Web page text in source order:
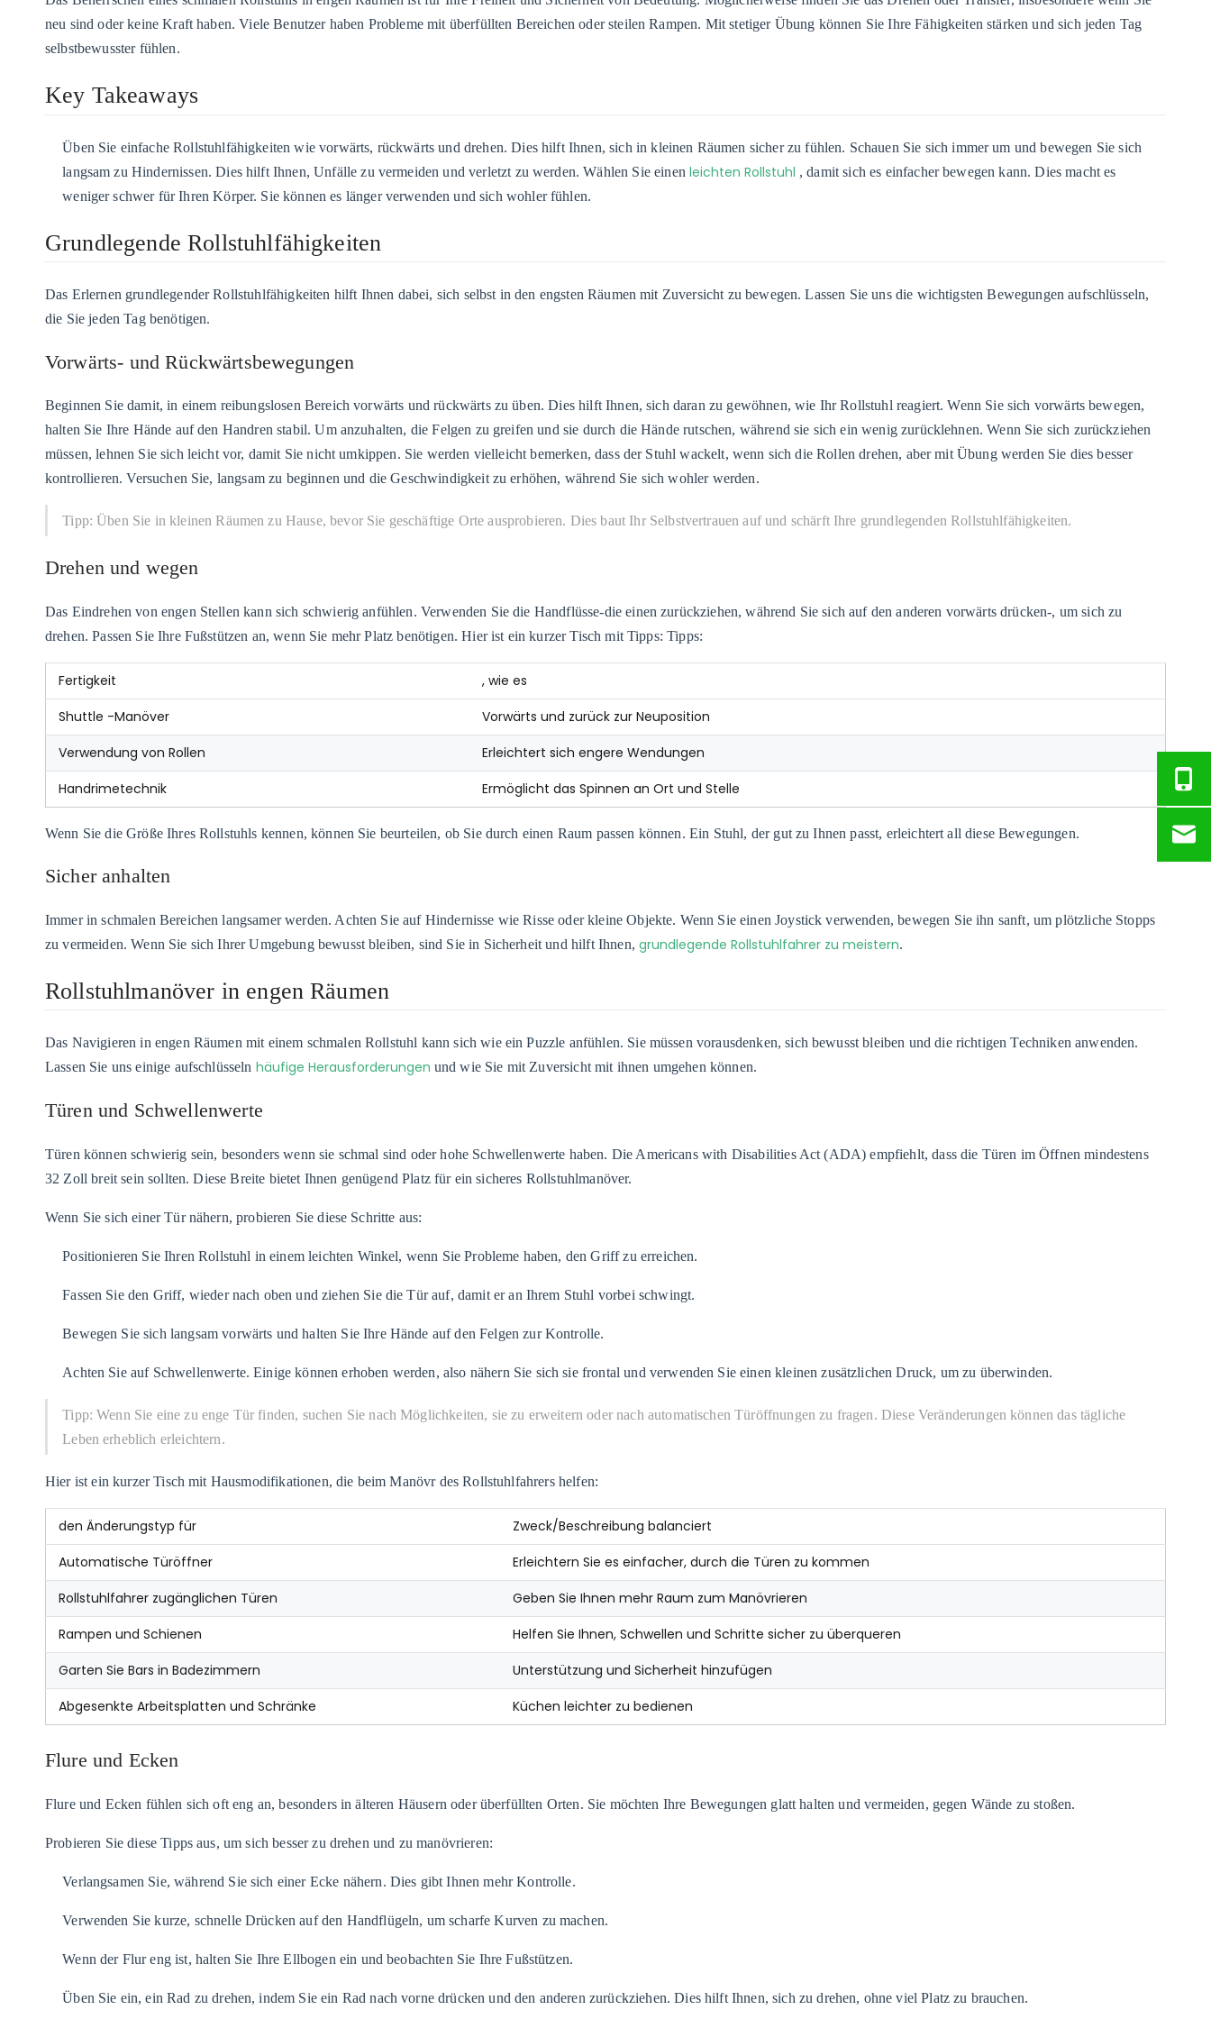
neu sind oder keine Kraft haben. Viele Benutzer haben Probleme mit überfüllten Bereichen oder steilen Rampen. Mit stetiger Übung können Sie Ihre Fähigkeiten stärken und sich jeden Tag
selbstbewusster fühlen.
Key Takeaways
Üben Sie einfache Rollstuhlfähigkeiten wie vorwärts, rückwärts und drehen. Dies hilft Ihnen, sich in kleinen Räumen sicher zu fühlen. Schauen Sie sich immer um und bewegen Sie sich
langsam zu Hindernissen. Dies hilft Ihnen, Unfälle zu vermeiden und verletzt zu werden. Wählen Sie einen leichten Rollstuhl , damit sich es einfacher bewegen kann. Dies macht es
weniger schwer für Ihren Körper. Sie können es länger verwenden und sich wohler fühlen.
Grundlegende Rollstuhlfähigkeiten
Das Erlernen grundlegender Rollstuhlfähigkeiten hilft Ihnen dabei, sich selbst in den engsten Räumen mit Zuversicht zu bewegen. Lassen Sie uns die wichtigsten Bewegungen aufschlüsseln,
die Sie jeden Tag benötigen.
Vorwärts- und Rückwärtsbewegungen
Beginnen Sie damit, in einem reibungslosen Bereich vorwärts und rückwärts zu üben. Dies hilft Ihnen, sich daran zu gewöhnen, wie Ihr Rollstuhl reagiert. Wenn Sie sich vorwärts bewegen,
halten Sie Ihre Hände auf den Handren stabil. Um anzuhalten, die Felgen zu greifen und sie durch die Hände rutschen, während sie sich ein wenig zurücklehnen. Wenn Sie sich zurückziehen
müssen, lehnen Sie sich leicht vor, damit Sie nicht umkippen. Sie werden vielleicht bemerken, dass der Stuhl wackelt, wenn sich die Rollen drehen, aber mit Übung werden Sie dies besser
kontrollieren. Versuchen Sie, langsam zu beginnen und die Geschwindigkeit zu erhöhen, während Sie sich wohler werden.
Tipp: Üben Sie in kleinen Räumen zu Hause, bevor Sie geschäftige Orte ausprobieren. Dies baut Ihr Selbstvertrauen auf und schärft Ihre grundlegenden Rollstuhlfähigkeiten.
Drehen und wegen
Das Eindrehen von engen Stellen kann sich schwierig anfühlen. Verwenden Sie die Handflüsse-die einen zurückziehen, während Sie sich auf den anderen vorwärts drücken-, um sich zu
drehen. Passen Sie Ihre Fußstützen an, wenn Sie mehr Platz benötigen. Hier ist ein kurzer Tisch mit Tipps: Tipps:
Fertigkeit
, wie es
Shuttle -Manöver
Vorwärts und zurück zur Neuposition
Verwendung von Rollen
Erleichtert sich engere Wendungen
Handrimetechnik
Ermöglicht das Spinnen an Ort und Stelle
Wenn Sie die Größe Ihres Rollstuhls kennen, können Sie beurteilen, ob Sie durch einen Raum passen können. Ein Stuhl, der gut zu Ihnen passt, erleichtert all diese Bewegungen.
Sicher anhalten
Immer in schmalen Bereichen langsamer werden. Achten Sie auf Hindernisse wie Risse oder kleine Objekte. Wenn Sie einen Joystick verwenden, bewegen Sie ihn sanft, um plötzliche Stopps
zu vermeiden. Wenn Sie sich Ihrer Umgebung bewusst bleiben, sind Sie in Sicherheit und hilft Ihnen, grundlegende Rollstuhlfahrer zu meistern.
Rollstuhlmanöver in engen Räumen
Das Navigieren in engen Räumen mit einem schmalen Rollstuhl kann sich wie ein Puzzle anfühlen. Sie müssen vorausdenken, sich bewusst bleiben und die richtigen Techniken anwenden.
Lassen Sie uns einige aufschlüsseln häufige Herausforderungen und wie Sie mit Zuversicht mit ihnen umgehen können.
Türen und Schwellenwerte
Türen können schwierig sein, besonders wenn sie schmal sind oder hohe Schwellenwerte haben. Die Americans with Disabilities Act (ADA) empfiehlt, dass die Türen im Öffnen mindestens
32 Zoll breit sein sollten. Diese Breite bietet Ihnen genügend Platz für ein sicheres Rollstuhlmanöver.
Wenn Sie sich einer Tür nähern, probieren Sie diese Schritte aus:
Positionieren Sie Ihren Rollstuhl in einem leichten Winkel, wenn Sie Probleme haben, den Griff zu erreichen.
Fassen Sie den Griff, wieder nach oben und ziehen Sie die Tür auf, damit er an Ihrem Stuhl vorbei schwingt.
Bewegen Sie sich langsam vorwärts und halten Sie Ihre Hände auf den Felgen zur Kontrolle.
Achten Sie auf Schwellenwerte. Einige können erhoben werden, also nähern Sie sich sie frontal und verwenden Sie einen kleinen zusätzlichen Druck, um zu überwinden.
Tipp: Wenn Sie eine zu enge Tür finden, suchen Sie nach Möglichkeiten, sie zu erweitern oder nach automatischen Türöffnungen zu fragen. Diese Veränderungen können das tägliche
Leben erheblich erleichtern.
Hier ist ein kurzer Tisch mit Hausmodifikationen, die beim Manövr des Rollstuhlfahrers helfen:
den Änderungstyp für
Zweck/Beschreibung balanciert
Automatische Türöffner
Erleichtern Sie es einfacher, durch die Türen zu kommen
Rollstuhlfahrer zugänglichen Türen
Geben Sie Ihnen mehr Raum zum Manövrieren
Rampen und Schienen
Helfen Sie Ihnen, Schwellen und Schritte sicher zu überqueren
Garten Sie Bars in Badezimmern
Unterstützung und Sicherheit hinzufügen
Abgesenkte Arbeitsplatten und Schränke
Küchen leichter zu bedienen
Flure und Ecken
Flure und Ecken fühlen sich oft eng an, besonders in älteren Häusern oder überfüllten Orten. Sie möchten Ihre Bewegungen glatt halten und vermeiden, gegen Wände zu stoßen.
Probieren Sie diese Tipps aus, um sich besser zu drehen und zu manövrieren:
Verlangsamen Sie, während Sie sich einer Ecke nähern. Dies gibt Ihnen mehr Kontrolle.
Verwenden Sie kurze, schnelle Drücken auf den Handflügeln, um scharfe Kurven zu machen.
Wenn der Flur eng ist, halten Sie Ihre Ellbogen ein und beobachten Sie Ihre Fußstützen.
Üben Sie ein, ein Rad zu drehen, indem Sie ein Rad nach vorne drücken und den anderen zurückziehen. Dies hilft Ihnen, sich zu drehen, ohne viel Platz zu brauchen.